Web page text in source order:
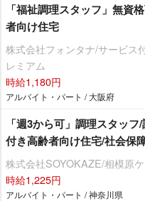
「福祉調理スタッフ」無資
者向け住宅
株式会社フォンタナ/サービス
レミアム
時給1,180円
アルバイト・パート / 大阪府
「週3から可」調理スタッ
付き高齢者向け住宅/社会保
株式会社SOYOKAZE/相模原
時給1,225円
アルバイト・パート / 神奈川県